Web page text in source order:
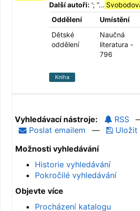
Další autoři: '; “...
Oddělení
Umístění
Dětské
oddělení
Naučná
literatura -
796
Kniha
Vyhledávací nástroje: RSS
Poslat emailem
—
Uložit
Možnosti vyhledávání
Historie vyhledávání
Pokročilé vyhledávání
Objevte více
Procházení katalogu